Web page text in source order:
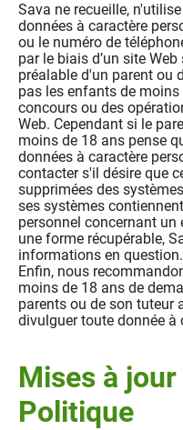
Sava ne recueille,
données à caractère
ou le numéro de
par le biais d’un site
préalable d'un parent ou
pas les enfants de
concours ou des
Web. Cependant si le
moins de 18 ans pense
données à caractère
contacter s'il désire que
supprimées des
ses systèmes
personnel concernant
une forme récupérable,
informations en question.
Enfin, nous
moins de 18 ans de
parents ou de son tuteur
divulguer toute donnée à
Mises à
Politique